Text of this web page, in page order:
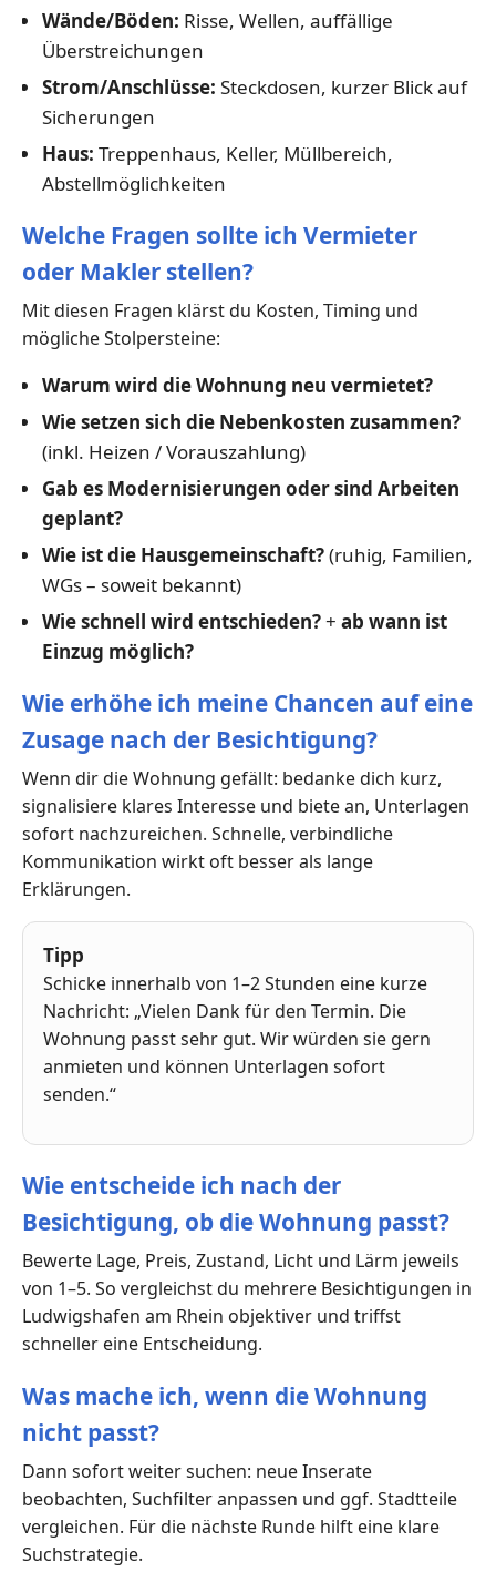
Wände/Böden: Risse, Wellen, auffällige
Überstreichungen
Strom/Anschlüsse: Steckdosen, kurzer Blick auf
Sicherungen
Haus: Treppenhaus, Keller, Müllbereich,
Abstellmöglichkeiten
Welche Fragen sollte ich Vermieter
oder Makler stellen?
Mit diesen Fragen klärst du Kosten, Timing und
mögliche Stolpersteine:
Warum wird die Wohnung neu vermietet?
Wie setzen sich die Nebenkosten zusammen?
(inkl. Heizen / Vorauszahlung)
Gab es Modernisierungen oder sind Arbeiten
geplant?
Wie ist die Hausgemeinschaft?(ruhig, Familien,
WGs – soweit bekannt)
Wie schnell wird entschieden?+ ab wann ist
Einzug möglich?
Wie erhöhe ich meine Chancen auf eine
Zusage nach der Besichtigung?
Wenn dir die Wohnung gefällt: bedanke dich kurz,
signalisiere klares Interesse und biete an, Unterlagen
sofort nachzureichen. Schnelle, verbindliche
Kommunikation wirkt oft besser als lange
Erklärungen.
Tipp
Schicke innerhalb von 1–2 Stunden eine kurze
Nachricht: „Vielen Dank für den Termin. Die
Wohnung passt sehr gut. Wir würden sie gern
anmieten und können Unterlagen sofort
senden.“
Wie entscheide ich nach der
Besichtigung, ob die Wohnung passt?
Bewerte Lage, Preis, Zustand, Licht und Lärm jeweils
von 1–5. So vergleichst du mehrere Besichtigungen in
Ludwigshafen am Rhein objektiver und triffst
schneller eine Entscheidung.
Was mache ich, wenn die Wohnung
nicht passt?
Dann sofort weiter suchen: neue Inserate
beobachten, Suchfilter anpassen und ggf. Stadtteile
vergleichen. Für die nächste Runde hilft eine klare
Suchstrategie.